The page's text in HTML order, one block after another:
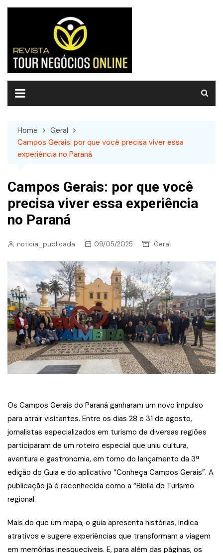
Skip
Home
Geral
Campos Gerais: por que você precisa viver essa
experiência no Paraná
Campos Gerais: por que você
precisa viver essa experiência
no Paraná
noticia_publicada 09/05/2025 Geral
Os Campos Gerais do Paraná ganharam um novo impulso
para atrair visitantes. Entre os dias 28 e 31 de agosto,
jornalistas especializados em turismo de diversas regiões
participaram de um roteiro especial que uniu cultura,
aventura e gastronomia, em torno do lançamento da 3ª
edição do Guia e do aplicativo “Conheça Campos Gerais”. A
publicação já é reconhecida como a “Bíblia do Turismo
regional.
Mais do que um mapa, o guia apresenta histórias, indica
atrativos e sugere experiências que transformam a viagem
em memórias inesquecíveis. E, para além das páginas, os